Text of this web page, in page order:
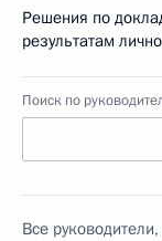
Решения по
результатам
Поиск по
Все